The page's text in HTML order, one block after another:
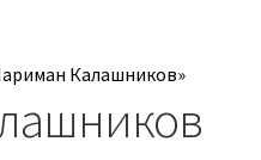
Калашников»